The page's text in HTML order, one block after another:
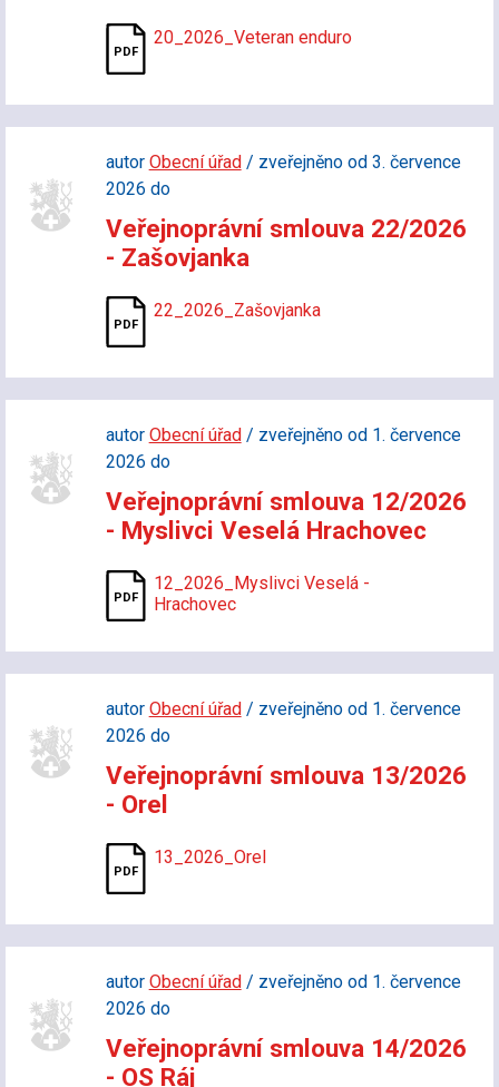
20_2026_Veteran enduro
autor Obecní úřad/ zveřejněno od 3. července
2026 do
Veřejnoprávní smlouva 22/2026
- Zašovjanka
22_2026_Zašovjanka
autor Obecní úřad/ zveřejněno od 1. července
2026 do
Veřejnoprávní smlouva 12/2026
- Myslivci Veselá Hrachovec
12_2026_Myslivci Veselá -
Hrachovec
autor Obecní úřad/ zveřejněno od 1. července
2026 do
Veřejnoprávní smlouva 13/2026
- Orel
13_2026_Orel
autor Obecní úřad/ zveřejněno od 1. července
2026 do
Veřejnoprávní smlouva 14/2026
- OS Ráj